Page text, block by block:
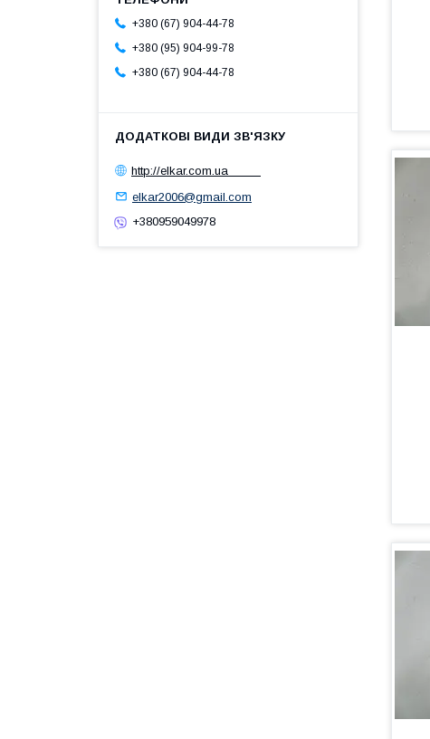
+380 (67) 904-44-78
+380 (95) 904-99-78
+380 (67) 904-44-78
http://elkar.com.ua
elkar2006@gmail.com
+380959049978